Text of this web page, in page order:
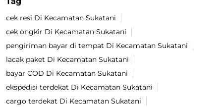
Jalan Formula IV
Kategori
Courier Service
Shipping Services & Supplies
Delivery Service
Logistics Services